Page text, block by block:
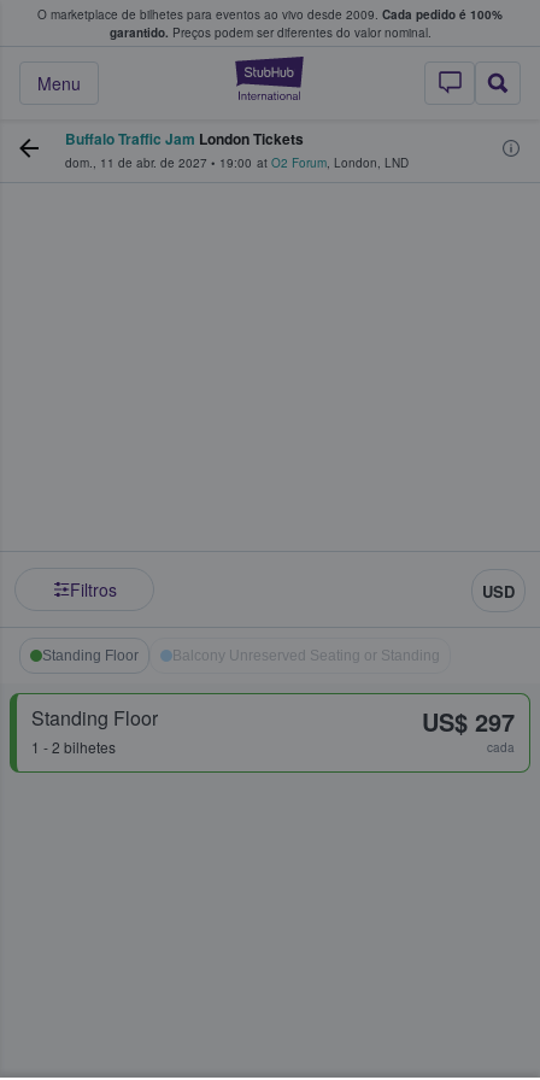
O marketplace de bilhetes para eventos ao vivo desde 2009. Cada pedido é 100%
garantido. Preços podem ser diferentes do valor nominal.
StubHub – onde
Menu
fãs compram e vendem bilhetes
Buffalo Traffic Jam London Tickets
dom., 11 de abr. de 2027 • 19:00 at O2 Forum, London, LND
Filtros USD
Standing Floor Balcony Unreserved Seating or Standing
Standing Floor
1 - 2 bilhetes
US$ 297
cada